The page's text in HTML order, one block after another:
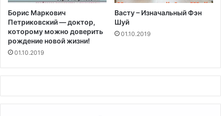
о
р
а
н
а
х
п
о
в
Борис Маркович
Петриковский — доктор,
которому можно доверить
рождение новой жизни!
01.10.2019
Васту – Изначальный Фэн
Шуй
01.10.2019